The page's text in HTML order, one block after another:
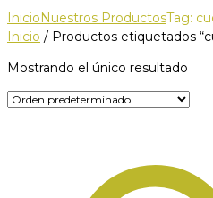
InicioNuestros ProductosTag:
Inicio / Productos etiquetados
Mostrando el único resultado